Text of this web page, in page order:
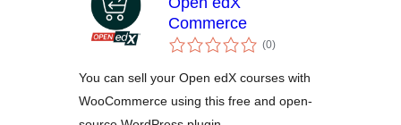
Commerce
(0કુલ
રેટિંગ્સ
)
You can sell your Open edX courses with
WooCommerce using this free and open-